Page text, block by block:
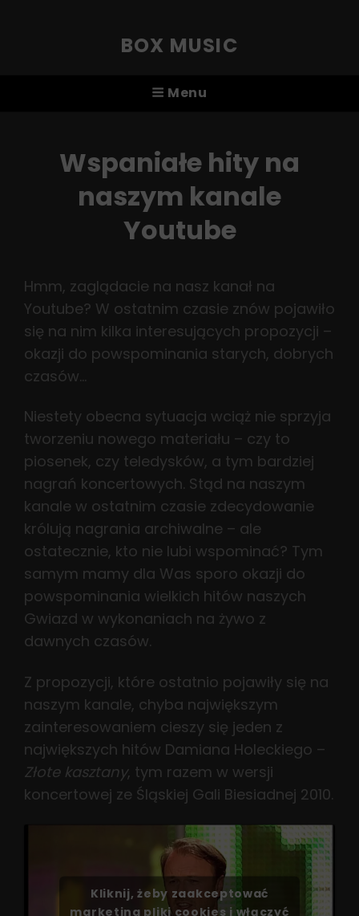
BOX MUSIC
Menu
Wspaniałe hity na
naszym kanale
Youtube
Hmm, zaglądacie na nasz kanał na
Youtube? W ostatnim czasie znów pojawiło
się na nim kilka interesujących propozycji –
okazji do powspominania starych, dobrych
czasów…
Niestety obecna sytuacja wciąż nie sprzyja
tworzeniu nowego materiału – czy to
piosenek, czy teledysków, a tym bardziej
nagrań koncertowych. Stąd na naszym
kanale w ostatnim czasie zdecydowanie
królują nagrania archiwalne – ale
ostatecznie, kto nie lubi wspominać? Tym
samym mamy dla Was sporo okazji do
powspominania wielkich hitów naszych
Gwiazd w wykonaniach na żywo z
dawnych czasów.
Z propozycji, które ostatnio pojawiły się na
naszym kanale, chyba największym
zainteresowaniem cieszy się jeden z
największych hitów Damiana Holeckiego –
Złote kasztany, tym razem w wersji
koncertowej ze Śląskiej Gali Biesiadnej 2010.
Kliknij, żeby zaakceptować
marketing pliki cookies i włączyć